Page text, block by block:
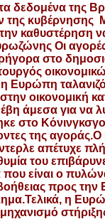
δεδομένα της
της
την
Οι
στο
Ευρώπη
οικονομική
άμεσα για να
στο
της αγοράς.Ο
απέτυχε
του
που είναι ο
προς την
Τελικά, η